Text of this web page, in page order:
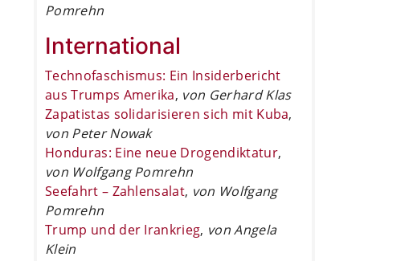
Pomrehn
International
Technofaschismus: Ein Insiderbericht
aus Trumps Amerika, von Gerhard Klas
Zapatistas solidarisieren sich mit Kuba,
von Peter Nowak
Honduras: Eine neue Drogendiktatur,
von Wolfgang Pomrehn
Seefahrt – Zahlensalat, von Wolfgang
Pomrehn
Trump und der Irankrieg, von Angela
Klein